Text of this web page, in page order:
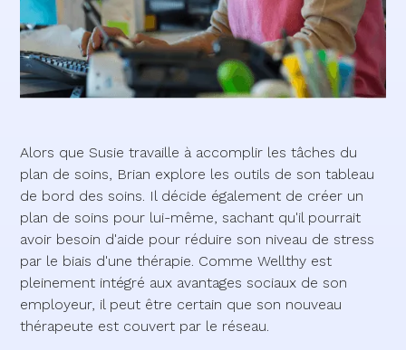
Alors que Susie travaille à accomplir les tâches du
plan de soins, Brian explore les outils de son tableau
de bord des soins. Il décide également de créer un
plan de soins pour lui-même, sachant qu'il pourrait
avoir besoin d'aide pour réduire son niveau de stress
par le biais d'une thérapie. Comme Wellthy est
pleinement intégré aux avantages sociaux de son
employeur, il peut être certain que son nouveau
thérapeute est couvert par le réseau.